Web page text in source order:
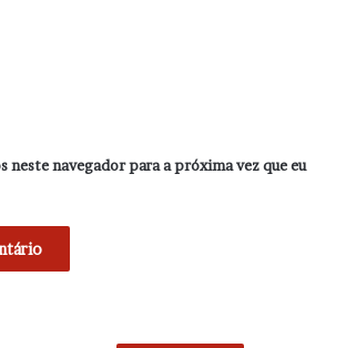
neste navegador para a próxima vez que eu